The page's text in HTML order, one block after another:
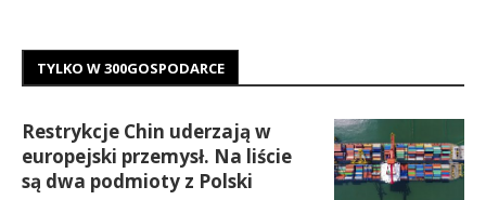
TYLKO W 300GOSPODARCE
Restrykcje Chin uderzają w
europejski przemysł. Na liście
są dwa podmioty z Polski